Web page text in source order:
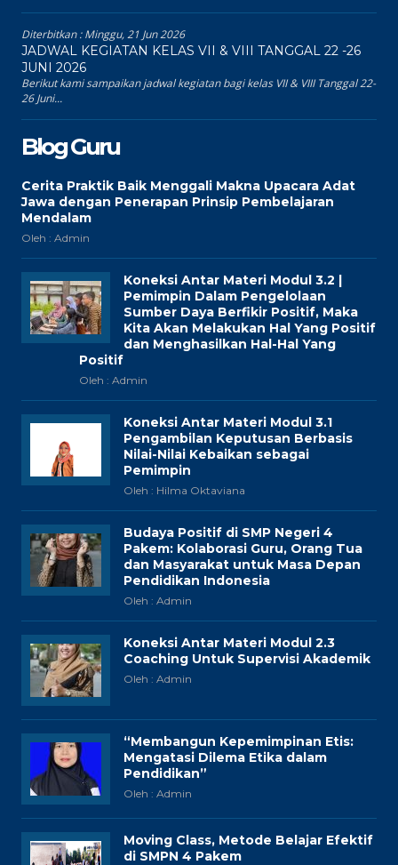
Diterbitkan :Minggu, 21 Jun 2026
JADWAL KEGIATAN KELAS VII & VIII TANGGAL 22 -26
JUNI 2026
Berikut kami sampaikan jadwal kegiatan bagi kelas VII & VIII Tanggal 22-
26 Juni...
Blog Guru
Cerita Praktik Baik Menggali Makna Upacara Adat
Jawa dengan Penerapan Prinsip Pembelajaran
Mendalam
Oleh : Admin
Koneksi Antar Materi Modul 3.2 |
Pemimpin Dalam Pengelolaan
Sumber Daya Berfikir Positif, Maka
Kita Akan Melakukan Hal Yang Positif
dan Menghasilkan Hal-Hal Yang
Positif
Oleh : Admin
Koneksi Antar Materi Modul 3.1
Pengambilan Keputusan Berbasis
Nilai-Nilai Kebaikan sebagai
Pemimpin
Oleh : Hilma Oktaviana
Budaya Positif di SMP Negeri 4
Pakem: Kolaborasi Guru, Orang Tua
dan Masyarakat untuk Masa Depan
Pendidikan Indonesia
Oleh : Admin
Koneksi Antar Materi Modul 2.3
Coaching Untuk Supervisi Akademik
Oleh : Admin
“Membangun Kepemimpinan Etis:
Mengatasi Dilema Etika dalam
Pendidikan”
Oleh : Admin
Moving Class, Metode Belajar Efektif
di SMPN 4 Pakem